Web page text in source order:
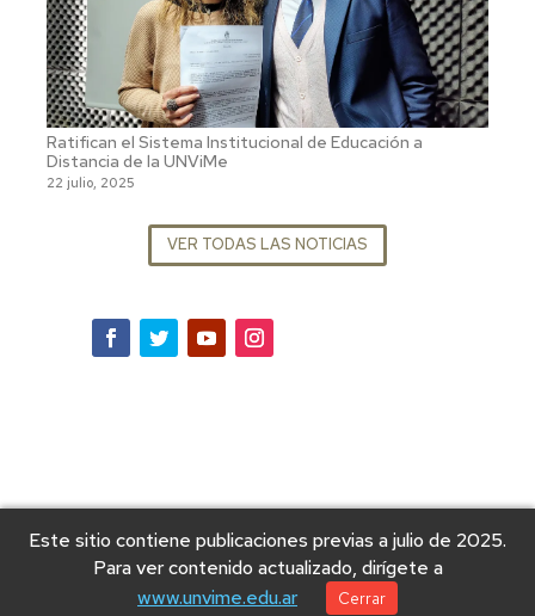
Ratifican el Sistema Institucional de Educación a
Distancia de la UNViMe
22 julio, 2025
VER TODAS LAS NOTICIAS
© 2025 Universidad Nacional de Villa Mercedes
Este sitio contiene publicaciones previas a julio de 2025.
Para ver contenido actualizado, dirígete a
www.unvime.edu.ar
Cerrar